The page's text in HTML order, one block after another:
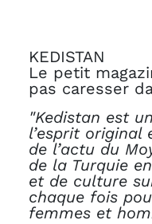
KEDISTAN
Le petit
pas caresser
"Kedistan est
l’esprit
de l’actu du
de la Turquie
et de culture
chaque fois
femmes et